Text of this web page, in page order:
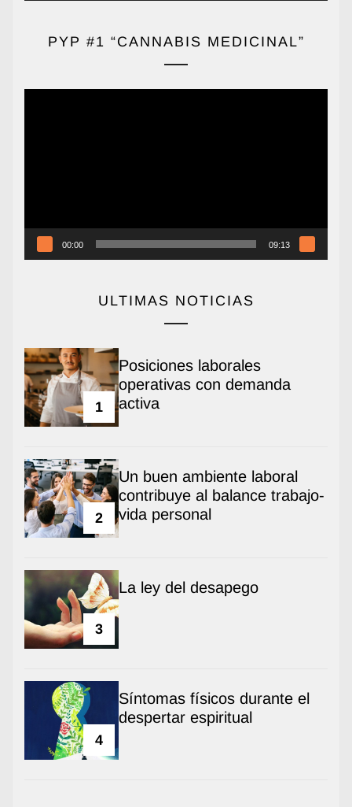
PYP #1 “CANNABIS MEDICINAL”
00:00 09:13
ULTIMAS NOTICIAS
1
Posiciones laborales
operativas con demanda
activa
2
Un buen ambiente laboral
contribuye al balance trabajo-
vida personal
3
La ley del desapego
4
Síntomas físicos durante el
despertar espiritual